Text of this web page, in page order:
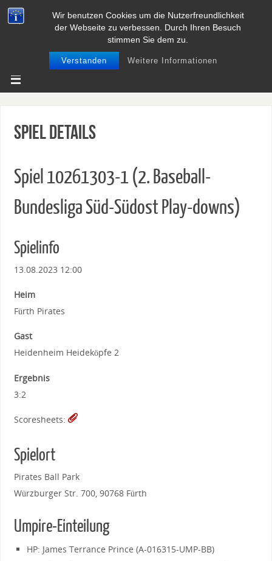
Wir benutzen Cookies um die Nutzerfreundlichkeit
der Webseite zu verbessen. Durch Ihren Besuch
stimmen Sie dem zu.
Verstanden Weitere Informationen
BASEBALL UND SOFTBALL IN
NIEDERSACHSEN
Spiel Details
Spiel 10261303-1 (2. Baseball-
Bundesliga Süd-Südost Play-downs)
Spielinfo
13.08.2023 12:00
Heim
Fürth Pirates
Gast
Heidenheim Heideköpfe 2
Ergebnis
3:2
Scoresheets:
Spielort
Pirates Ball Park
Würzburger Str. 700, 90768 Fürth
Umpire-Einteilung
HP: James Terrance Prince (A-016315-UMP-BB)